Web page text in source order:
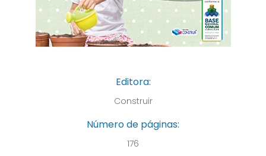
Editora:
Construir
Número de páginas:
176